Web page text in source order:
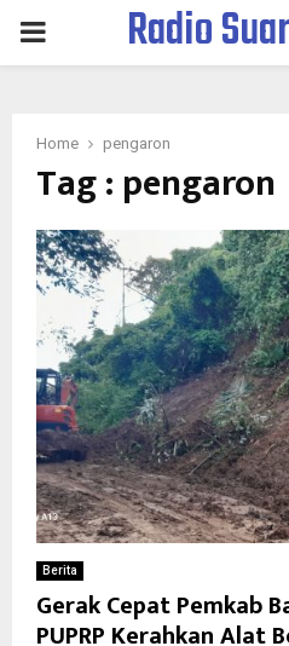
PRIMARYRadio
Home pengaron
Tag : pengaron
Berita
Gerak Cepat Pemkab
PUPRP Kerahkan Alat